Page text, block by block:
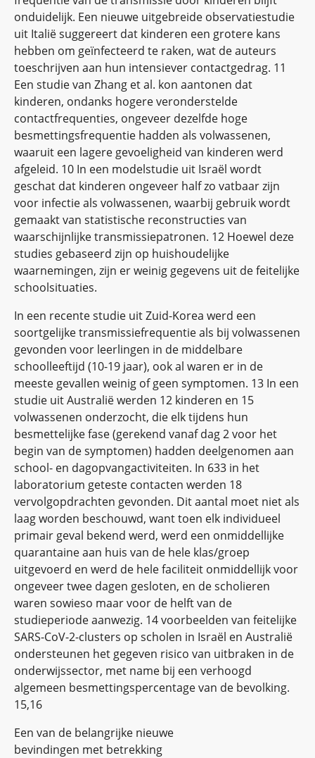
onduidelijk. Een nieuwe uitgebreide observatiestudie
uit Italië suggereert dat kinderen een grotere kans
hebben om geïnfecteerd te raken, wat de auteurs
toeschrijven aan hun intensiever contactgedrag. 11
Een studie van Zhang et al. kon aantonen dat
kinderen, ondanks hogere veronderstelde
contactfrequenties, ongeveer dezelfde hoge
besmettingsfrequentie hadden als volwassenen,
waaruit een lagere gevoeligheid van kinderen werd
afgeleid. 10 In een modelstudie uit Israël wordt
geschat dat kinderen ongeveer half zo vatbaar zijn
voor infectie als volwassenen, waarbij gebruik wordt
gemaakt van statistische reconstructies van
waarschijnlijke transmissiepatronen. 12 Hoewel deze
studies gebaseerd zijn op huishoudelijke
waarnemingen, zijn er weinig gegevens uit de feitelijke
schoolsituaties.
In een recente studie uit Zuid-Korea werd een
soortgelijke transmissiefrequentie als bij volwassenen
gevonden voor leerlingen in de middelbare
schoolleeftijd (10-19 jaar), ook al waren er in de
meeste gevallen weinig of geen symptomen. 13 In een
studie uit Australië werden 12 kinderen en 15
volwassenen onderzocht, die elk tijdens hun
besmettelijke fase (gerekend vanaf dag 2 voor het
begin van de symptomen) hadden deelgenomen aan
school- en dagopvangactiviteiten. In 633 in het
laboratorium geteste contacten werden 18
vervolgopdrachten gevonden. Dit aantal moet niet als
laag worden beschouwd, want toen elk individueel
primair geval bekend werd, werd een onmiddellijke
quarantaine aan huis van de hele klas/groep
uitgevoerd en werd de hele faciliteit onmiddellijk voor
ongeveer twee dagen gesloten, en de scholieren
waren sowieso maar voor de helft van de
studieperiode aanwezig. 14 voorbeelden van feitelijke
SARS-CoV-2-clusters op scholen in Israël en Australië
ondersteunen het gegeven risico van uitbraken in de
onderwijssector, met name bij een verhoogd
algemeen besmettingspercentage van de bevolking.
15,16
Een van de belangrijke nieuwe
bevindingen met betrekking